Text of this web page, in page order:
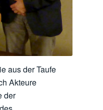
aus der Taufe
Akteure
der